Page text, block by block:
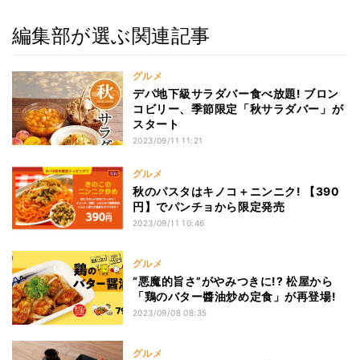
編集部が選ぶ関連記事
グルメ
デパ地下級サラダバー食べ放題! ブロン
コビリー、季節限定「秋サラダバー」が
スタート
2023/09/11 11:21
グルメ
秋のパスタはキノコ＋ニンニク! 【390
円】でパンチョから限定発売
2023/09/11 10:46
グルメ
“悪魔的旨さ”がやみつきに!? 松屋から
「鶏のバター醬油炒め定食」が再登場!
2023/09/08 08:35
グルメ